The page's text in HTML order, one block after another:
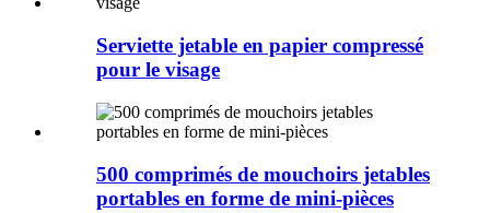
Serviette jetable en papier compressé
pour le visage
500 comprimés de mouchoirs jetables
portables en forme de mini-pièces